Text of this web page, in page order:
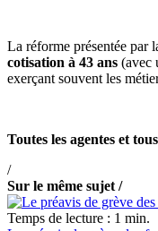
La réforme présentée par
cotisation à 43 ans (avec
exerçant souvent les
Toutes les agentes et
/
Sur le même sujet /
Temps de lecture : 1 min.